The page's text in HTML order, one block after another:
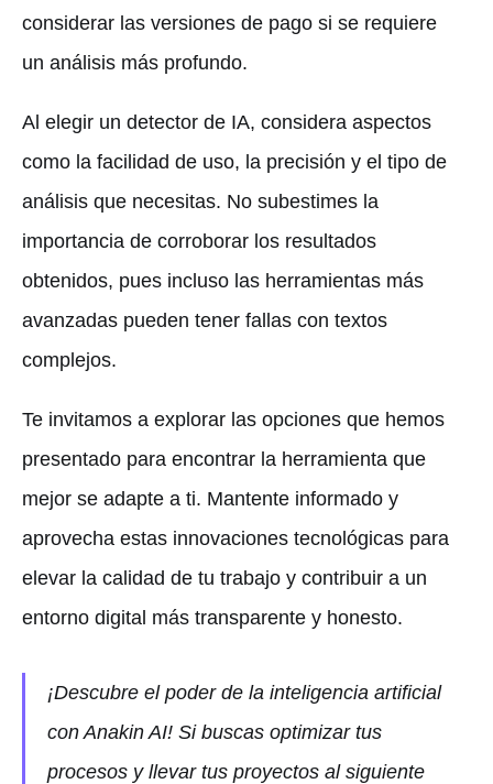
considerar las versiones de pago si se requiere
un análisis más profundo.
Al elegir un detector de IA, considera aspectos
como la facilidad de uso, la precisión y el tipo de
análisis que necesitas. No subestimes la
importancia de corroborar los resultados
obtenidos, pues incluso las herramientas más
avanzadas pueden tener fallas con textos
complejos.
Te invitamos a explorar las opciones que hemos
presentado para encontrar la herramienta que
mejor se adapte a ti. Mantente informado y
aprovecha estas innovaciones tecnológicas para
elevar la calidad de tu trabajo y contribuir a un
entorno digital más transparente y honesto.
¡Descubre el poder de la inteligencia artificial
con Anakin AI! Si buscas optimizar tus
procesos y llevar tus proyectos al siguiente